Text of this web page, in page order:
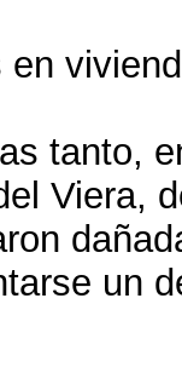
en
tanto,
Viera,
un